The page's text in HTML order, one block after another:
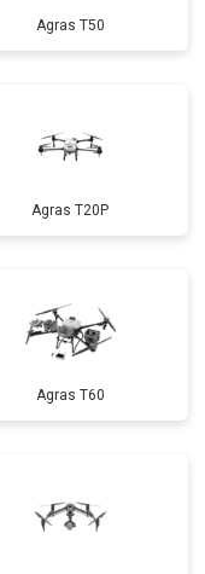
Agras T50
Agras T20P
Agras T60